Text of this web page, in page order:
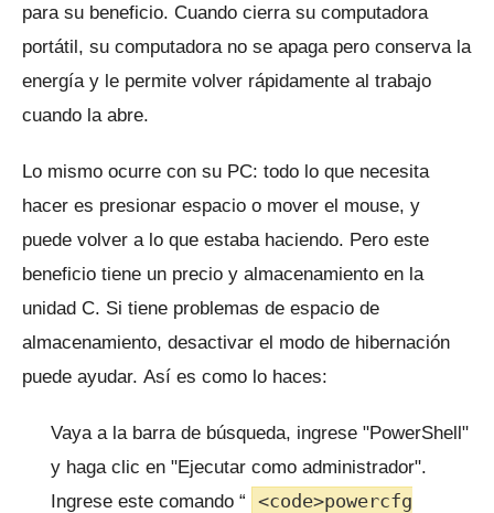
para su beneficio. Cuando cierra su computadora
portátil, su computadora no se apaga pero conserva la
energía y le permite volver rápidamente al trabajo
cuando la abre.
Lo mismo ocurre con su PC: todo lo que necesita
hacer es presionar espacio o mover el mouse, y
puede volver a lo que estaba haciendo. Pero este
beneficio tiene un precio y almacenamiento en la
unidad C. Si tiene problemas de espacio de
almacenamiento, desactivar el modo de hibernación
puede ayudar. Así es como lo haces:
Vaya a la barra de búsqueda, ingrese "PowerShell"
y haga clic en "Ejecutar como administrador".
Ingrese este comando “
<code>powercfg